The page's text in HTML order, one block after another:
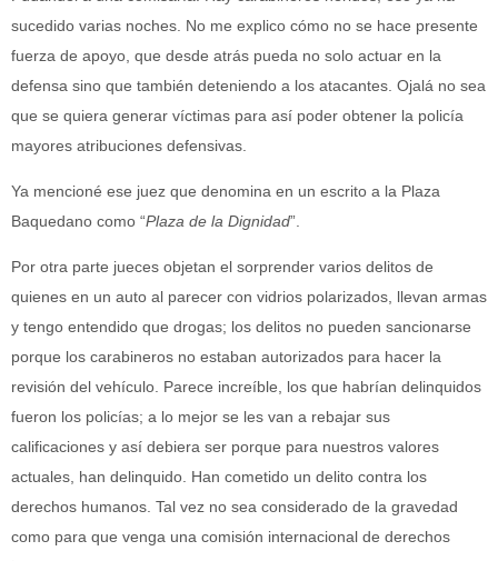
sucedido varias noches. No me explico cómo no se hace presente
fuerza de apoyo, que desde atrás pueda no solo actuar en la
defensa sino que también deteniendo a los atacantes. Ojalá no sea
que se quiera generar víctimas para así poder obtener la policía
mayores atribuciones defensivas.
Ya mencioné ese juez que denomina en un escrito a la Plaza
Baquedano como “Plaza de la Dignidad”.
Por otra parte jueces objetan el sorprender varios delitos de
quienes en un auto al parecer con vidrios polarizados, llevan armas
y tengo entendido que drogas; los delitos no pueden sancionarse
porque los carabineros no estaban autorizados para hacer la
revisión del vehículo. Parece increíble, los que habrían delinquidos
fueron los policías; a lo mejor se les van a rebajar sus
calificaciones y así debiera ser porque para nuestros valores
actuales, han delinquido. Han cometido un delito contra los
derechos humanos. Tal vez no sea considerado de la gravedad
como para que venga una comisión internacional de derechos